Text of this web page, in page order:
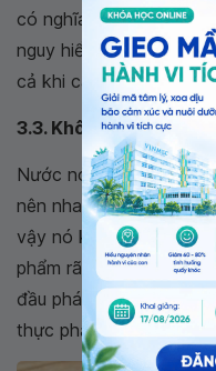
có nghĩa là, những
nguy hiểm và là nơi vi
cả khi các vị trí khác
3.3. Không rã đông
Nước nóng có thể giúp
nên nhanh chóng hơn.
vậy nó không chỉ ảnh
phẩm rã đông mà nó
đầu phát triển và phá
thực phẩm.